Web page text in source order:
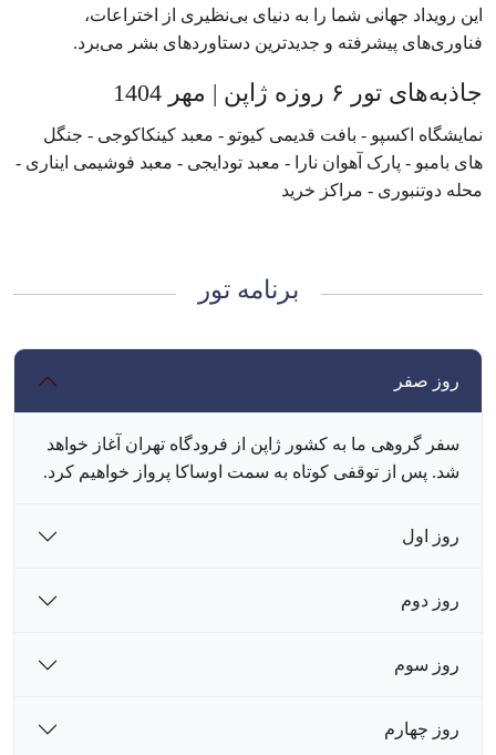
این رویداد جهانی شما را به دنیای بی‌نظیری از اختراعات،
فناوری‌های پیشرفته و جدیدترین دستاوردهای بشر می‌برد.
جاذبه‌های تور ۶ روزه ژاپن | مهر 1404
نمایشگاه اکسپو - بافت قدیمی کیوتو - معبد کینکاکوجی - جنگل
های بامبو - پارک آهوان نارا - معبد تودایجی - معبد فوشیمی ایناری -
محله دوتنبوری - مراکز خرید
برنامه تور
روز صفر
سفر گروهی ما به کشور ژاپن از فرودگاه تهران آغاز خواهد
شد. پس از توقفی کوتاه به سمت اوساکا پرواز خواهیم کرد.
روز اول
روز دوم
روز سوم
روز چهارم